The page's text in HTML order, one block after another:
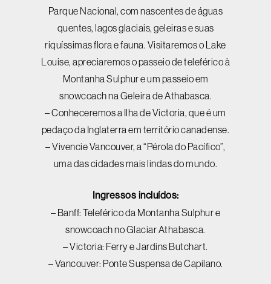
Parque Nacional, com nascentes de águas
quentes, lagos glaciais, geleiras e suas
riquíssimas flora e fauna. Visitaremos o Lake
Louise, apreciaremos o passeio de teleférico à
Montanha Sulphur e um passeio em
snowcoach na Geleira de Athabasca.
– Conheceremos a Ilha de Victoria, que é um
pedaço da Inglaterra em território canadense.
– Vivencie Vancouver, a “Pérola do Pacífico”,
uma das cidades mais lindas do mundo.
Ingressos incluídos:
– Banff: Teleférico da Montanha Sulphur e
snowcoach no Glaciar Athabasca.
– Victoria: Ferry e Jardins Butchart.
– Vancouver: Ponte Suspensa de Capilano.